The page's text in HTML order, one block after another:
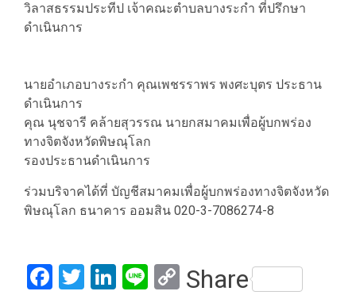
วิลาสธรรมประทีป เจ้าคณะตำบลบางระกำ ที่ปรึกษา
ดำเนินการ
นายอำเภอบางระกำ คุณเพชรราพร พงศะบุตร ประธาน
ดำเนินการ
คุณ นุชจารี คล้ายสุวรรณ นายกสมาคมเพื่อผู้บกพร่อง
ทางจิตจังหวัดพิษณุโลก
รองประธานดำเนินการ
ร่วมบริจาคได้ที่ บัญชีสมาคมเพื่อผู้บกพร่องทางจิตจังหวัด
พิษณุโลก ธนาคาร ออมสิน 020-3-7086274-8
Facebook
Twitter
LinkedIn
LineCopy
Share